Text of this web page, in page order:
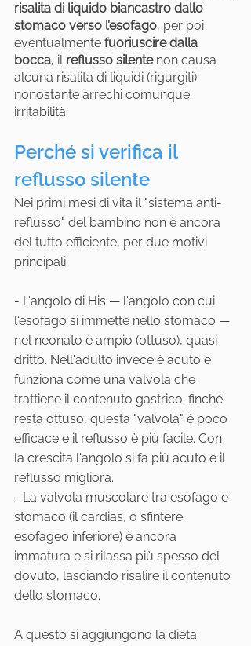
risalita di liquido biancastro dallo
stomaco verso l’esofago, per poi
eventualmente fuoriuscire dalla
bocca, il reflusso silente non causa
alcuna risalita di liquidi (rigurgiti)
nonostante arrechi comunque
irritabilità.
Perché si verifica il
reflusso silente
Nei primi mesi di vita il "sistema anti-
reflusso" del bambino non è ancora
del tutto efficiente, per due motivi
principali:
- L'angolo di His — l'angolo con cui
l'esofago si immette nello stomaco —
nel neonato è ampio (ottuso), quasi
dritto. Nell'adulto invece è acuto e
funziona come una valvola che
trattiene il contenuto gastrico: finché
resta ottuso, questa "valvola" è poco
efficace e il reflusso è più facile. Con
la crescita l'angolo si fa più acuto e il
reflusso migliora.
- La valvola muscolare tra esofago e
stomaco (il cardias, o sfintere
esofageo inferiore) è ancora
immatura e si rilassa più spesso del
dovuto, lasciando risalire il contenuto
dello stomaco.
A questo si aggiungono la dieta